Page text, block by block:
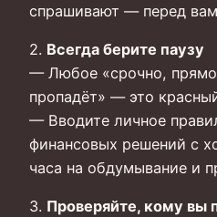
спрашивают — перед
2. Всегда берите паузу
— Любое «срочно, прямо
пропадёт» — это
— Вводите личное
финансовых решений с
часа на обдумывание и
3. Проверяйте, кому вы